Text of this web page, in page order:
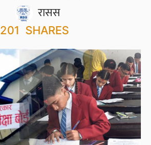
रासस
201 SHARES